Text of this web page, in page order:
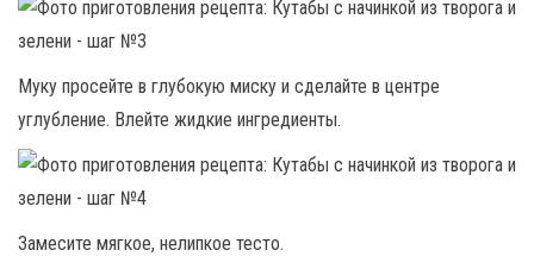
Муку просейте в глубокую миску и сделайте в центре
углубление. Влейте жидкие ингредиенты.
Замесите мягкое, нелипкое тесто.